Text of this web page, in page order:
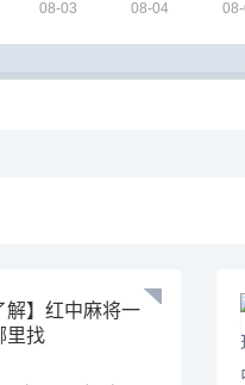
解】红中麻将一
里找